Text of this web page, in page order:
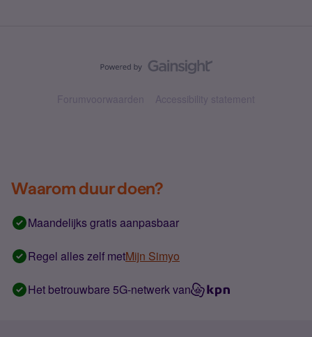
Forumvoorwaarden Accessibility statement
Waarom duur doen?
Maandelijks gratis aanpasbaar
Regel alles zelf metMijn Simyo
Het betrouwbare 5G-netwerk van